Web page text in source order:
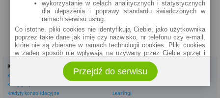
szczegóły »
Kredyty
Kredyty gotówkowe
Kredyty hipoteczne
Kredyty konsolidacyjne
Kredyty firmowe
Leasingi
wykorzystanie w celach analitycznych i statystycznych
dla ulepszenia i poprawy standardu świadczonych w
ramach serwisu usług.
Co istotne, pliki cookies nie identyfikują Ciebie, jako użytkownika
poprzez takie dane jak imię czy nazwisko, nr telefonu czy e-mail,
które nie są zbierane w ramach technologii cookies. Pliki cookies
w żaden sposób nie wpływają na używany przez Ciebie sprzęt i
Zakres wykorzystywania plików cookies możliwy jest do
określenia w ustawieniach przeglądarki każdego użytkownika. Bez
wprowadzenia zmian ustawień, informacje w plikach cookies mogą
być zapisywane w pamięci Twojego urządzenia.
Przejdź do serwisu